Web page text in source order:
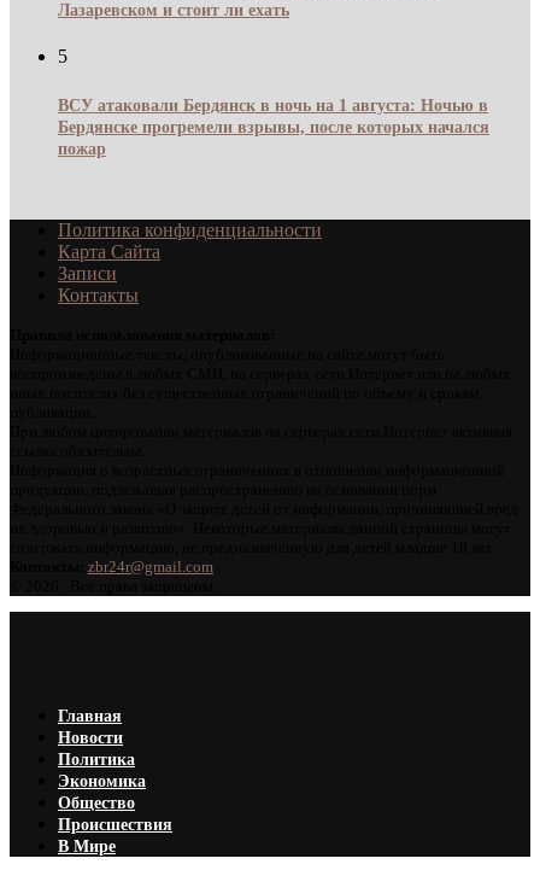
Лазаревском и стоит ли ехать
5
ВСУ атаковали Бердянск в ночь на 1 августа: Ночью в
Бердянске прогремели взрывы, после которых начался
пожар
Политика конфиденциальности
Карта Сайта
Записи
Контакты
zbr24r@gmail.com
Главная
Новости
Политика
Экономика
Общество
Происшествия
В Мире